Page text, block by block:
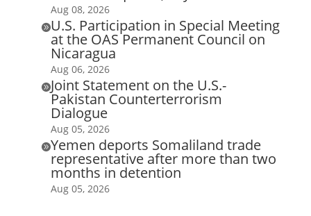
Aug 08, 2026
U.S. Participation in Special Meeting
at the OAS Permanent Council on
Nicaragua
Aug 06, 2026
Joint Statement on the U.S.-
Pakistan Counterterrorism
Dialogue
Aug 05, 2026
Yemen deports Somaliland trade
representative after more than two
months in detention
Aug 05, 2026